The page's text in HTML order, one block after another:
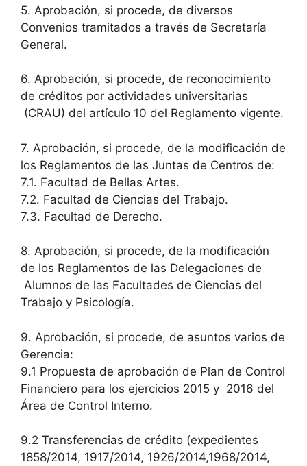
5. Aprobación, si procede, de diversos
Convenios tramitados a través de Secretaría
General.
6. Aprobación, si procede, de reconocimiento
de créditos por actividades universitarias
(CRAU) del artículo 10 del Reglamento vigente.
7. Aprobación, si procede, de la modificación de
los Reglamentos de las Juntas de Centros de:
7.1. Facultad de Bellas Artes.
7.2. Facultad de Ciencias del Trabajo.
7.3. Facultad de Derecho.
8. Aprobación, si procede, de la modificación
de los Reglamentos de las Delegaciones de
Alumnos de las Facultades de Ciencias del
Trabajo y Psicología.
9. Aprobación, si procede, de asuntos varios de
Gerencia:
9.1 Propuesta de aprobación de Plan de Control
Financiero para los ejercicios 2015 y 2016 del
Área de Control Interno.
9.2 Transferencias de crédito (expedientes
1858/2014, 1917/2014, 1926/2014,1968/2014,